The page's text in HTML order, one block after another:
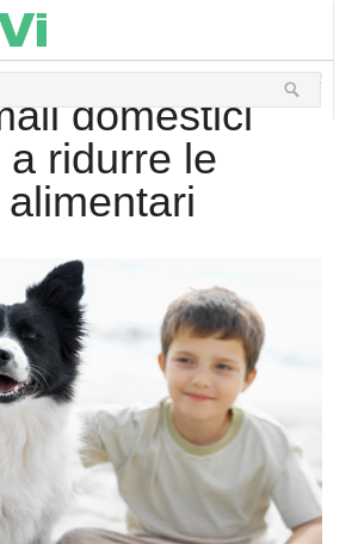
Yoga
Salute
Bellezza
Fitness
Relax
Viaggi & Vacanze
13 Settembre 2012
domestici
ridurre le